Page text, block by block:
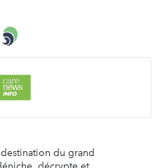
du grand